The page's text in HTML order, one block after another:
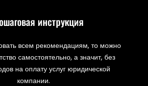
инструкция
всем рекомендациям, то можно
самостоятельно, а значит, без
на оплату услуг юридической
компании.